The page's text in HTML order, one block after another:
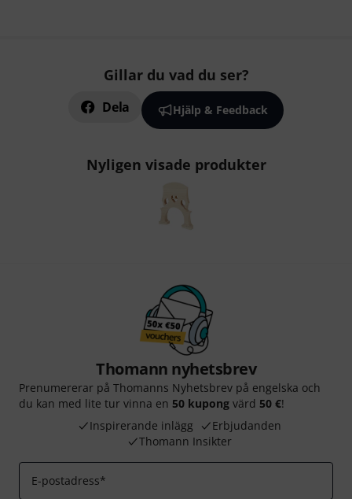
Gillar du vad du ser?
Dela Hjälp & Feedback
Nyligen visade produkter
Thomann nyhetsbrev
Prenumererar på Thomanns Nyhetsbrev på engelska och
du kan med lite tur vinna en 50 kupong värd 50 €!
Inspirerande inlägg
Erbjudanden
Thomann Insikter
E-postadress*